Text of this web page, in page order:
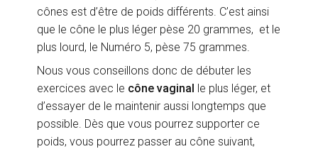
cônes est d’être de poids différents. C’est ainsi
que le cône le plus léger pèse 20 grammes, et le
plus lourd, le Numéro 5, pèse 75 grammes.
Nous vous conseillons donc de débuter les
exercices avec le cône vaginal le plus léger, et
d’essayer de le maintenir aussi longtemps que
possible. Dès que vous pourrez supporter ce
poids, vous pourrez passer au cône suivant,